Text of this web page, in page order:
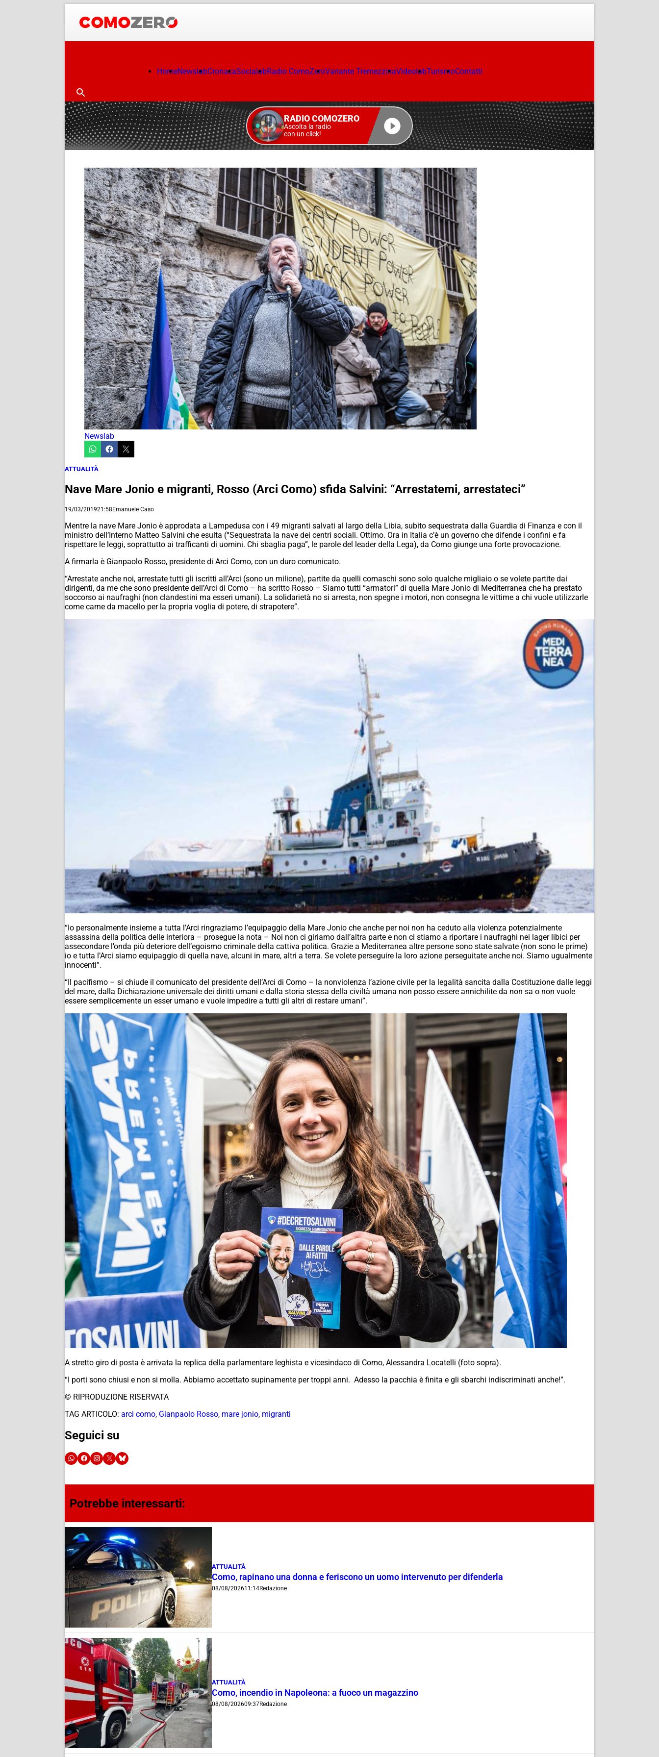
HomeNewslabCronacaSocialabRadio ComoZeroVariante TremezzinaVideolabTurismoContatti
RADIO COMOZERO
Ascolta la radio
con un click!
Newslab
ATTUALITÀ
Nave Mare Jonio e migranti, Rosso (Arci Como) sfida Salvini: “Arrestatemi, arrestateci”
19/03/201921:58Emanuele Caso
Mentre la nave Mare Jonio è approdata a Lampedusa con i 49 migranti salvati al largo della Libia, subito sequestrata dalla Guardia di Finanza e con il
ministro dell’Interno Matteo Salvini che esulta (“Sequestrata la nave dei centri sociali. Ottimo. Ora in Italia c’è un governo che difende i confini e fa
rispettare le leggi, soprattutto ai trafficanti di uomini. Chi sbaglia paga”, le parole del leader della Lega), da Como giunge una forte provocazione.
A firmarla è Gianpaolo Rosso, presidente di Arci Como, con un duro comunicato.
“Arrestate anche noi, arrestate tutti gli iscritti all’Arci (sono un milione), partite da quelli comaschi sono solo qualche migliaio o se volete partite dai
dirigenti, da me che sono presidente dell’Arci di Como – ha scritto Rosso – Siamo tutti “armatori” di quella Mare Jonio di Mediterranea che ha prestato
soccorso ai naufraghi (non clandestini ma esseri umani). La solidarietà no si arresta, non spegne i motori, non consegna le vittime a chi vuole utilizzarle
come carne da macello per la propria voglia di potere, di strapotere”.
“Io personalmente insieme a tutta l’Arci ringraziamo l’equipaggio della Mare Jonio che anche per noi non ha ceduto alla violenza potenzialmente
assassina della politica delle interiora – prosegue la nota – Noi non ci giriamo dall’altra parte e non ci stiamo a riportare i naufraghi nei lager libici per
assecondare l’onda più deteriore dell’egoismo criminale della cattiva politica. Grazie a Mediterranea altre persone sono state salvate (non sono le prime)
io e tutta l’Arci siamo equipaggio di quella nave, alcuni in mare, altri a terra. Se volete perseguire la loro azione perseguitate anche noi. Siamo ugualmente
innocenti”.
“Il pacifismo – si chiude il comunicato del presidente dell’Arci di Como – la nonviolenza l’azione civile per la legalità sancita dalla Costituzione dalle leggi
del mare, dalla Dichiarazione universale dei diritti umani e dalla storia stessa della civiltà umana non posso essere annichilite da non sa o non vuole
essere semplicemente un esser umano e vuole impedire a tutti gli altri di restare umani”.
A stretto giro di posta è arrivata la replica della parlamentare leghista e vicesindaco di Como, Alessandra Locatelli (foto sopra).
“I porti sono chiusi e non si molla. Abbiamo accettato supinamente per troppi anni. Adesso la pacchia è finita e gli sbarchi indiscriminati anche!”.
© RIPRODUZIONE RISERVATA
TAG ARTICOLO: arci como, Gianpaolo Rosso, mare jonio, migranti
Seguici su
Potrebbe interessarti:
ATTUALITÀ
Como, rapinano una donna e feriscono un uomo intervenuto per difenderla
08/08/202611:14Redazione
ATTUALITÀ
Como, incendio in Napoleona: a fuoco un magazzino
08/08/202609:37Redazione